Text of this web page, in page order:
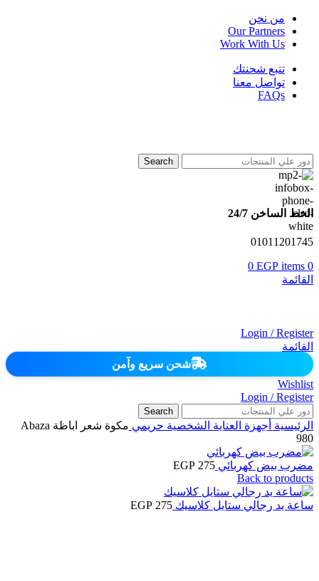
من نحن
Our Partners
Work With Us
تتبع شحنتك
تواصل معنا
FAQs
Search
الخط الساخن 24/7
01011201745
0
items
0 EGP
القائمة
Login / Register
القائمة
شحن سريع وآمن
Wishlist
Login / Register
Search
الرئيسية أجهزة العناية الشخصية حريمي
مكوة شعر اباظة Abaza
980
مضرب بيض كهربائي 275
EGP
Back to products
ساعة يد رجالي ستايل كلاسيك 275
EGP